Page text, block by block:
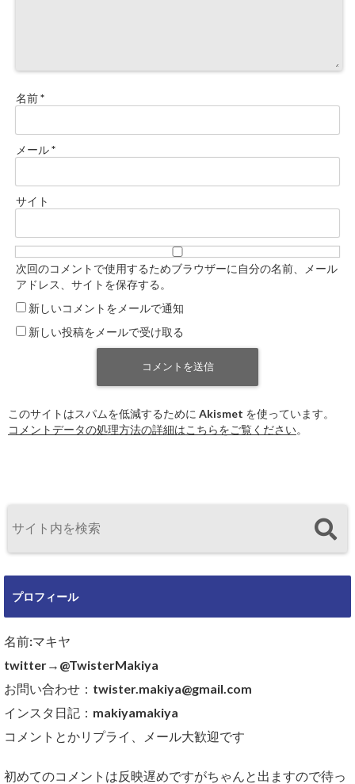
名前*
メール*
サイト
次回のコメントで使用するためブラウザーに自分の名前、メール
アドレス、サイトを保存する。
新しいコメントをメールで通知
新しい投稿をメールで受け取る
このサイトはスパムを低減するために Akismet を使っています。
コメントデータの処理方法の詳細はこちらをご覧ください。
プロフィール
名前:マキヤ
twitter→@TwisterMakiya
お問い合わせ：twister.makiya@gmail.com
インスタ日記：makiyamakiya
コメントとかリプライ、メール大歓迎です
初めてのコメントは反映遅めですがちゃんと出ますので待っ